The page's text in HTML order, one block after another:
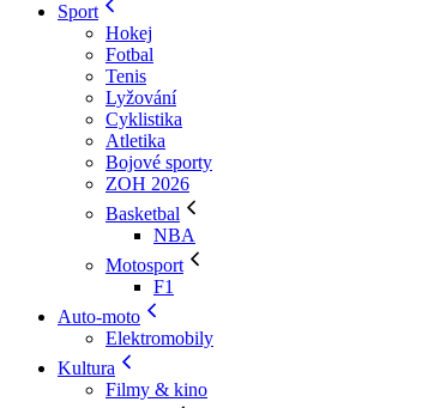
Sport
Hokej
Fotbal
Tenis
Lyžování
Cyklistika
Atletika
Bojové sporty
ZOH 2026
Basketbal
NBA
Motosport
F1
Auto-moto
Elektromobily
Kultura
Filmy & kino